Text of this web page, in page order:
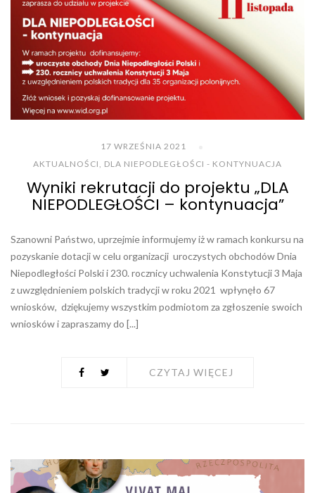
17 WRZEŚNIA 2021
AKTUALNOŚCI, DLA NIEPODLEGŁOŚCI - KONTYNUACJA
Wyniki rekrutacji do projektu „DLA
NIEPODLEGŁOŚCI – kontynuacja”
Szanowni Państwo, uprzejmie informujemy iż w ramach konkursu na
pozyskanie dotacji w celu organizacji uroczystych obchodów Dnia
Niepodległości Polski i 230. rocznicy uchwalenia Konstytucji 3 Maja
z uwzględnieniem polskich tradycji w roku 2021 wpłynęło 67
wniosków, dziękujemy wszystkim podmiotom za zgłoszenie swoich
wniosków i zapraszamy do [...]
CZYTAJ WIĘCEJ